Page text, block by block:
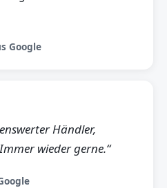
Google
Händler,
wieder gerne.“